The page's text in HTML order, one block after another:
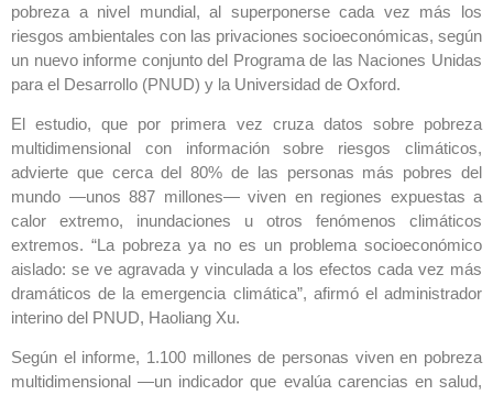
pobreza a nivel mundial, al superponerse cada vez más los
riesgos ambientales con las privaciones socioeconómicas, según
un nuevo informe conjunto del Programa de las Naciones Unidas
para el Desarrollo (PNUD) y la Universidad de Oxford.
El estudio, que por primera vez cruza datos sobre pobreza
multidimensional con información sobre riesgos climáticos,
advierte que cerca del 80% de las personas más pobres del
mundo —unos 887 millones— viven en regiones expuestas a
calor extremo, inundaciones u otros fenómenos climáticos
extremos. “La pobreza ya no es un problema socioeconómico
aislado: se ve agravada y vinculada a los efectos cada vez más
dramáticos de la emergencia climática”, afirmó el administrador
interino del PNUD, Haoliang Xu.
Según el informe, 1.100 millones de personas viven en pobreza
multidimensional —un indicador que evalúa carencias en salud,